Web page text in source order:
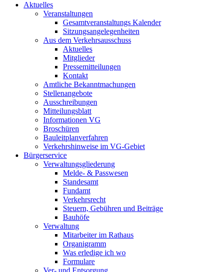
Aktuelles
Veranstaltungen
Gesamtveranstaltungs Kalender
Sitzungsangelegenheiten
Aus dem Verkehrsausschuss
Aktuelles
Mitglieder
Pressemitteilungen
Kontakt
Amtliche Bekanntmachungen
Stellenangebote
Ausschreibungen
Mitteilungsblatt
Informationen VG
Broschüren
Bauleitplanverfahren
Verkehrshinweise im VG-Gebiet
Bürgerservice
Verwaltungsgliederung
Melde- & Passwesen
Standesamt
Fundamt
Verkehrsrecht
Steuern, Gebühren und Beiträge
Bauhöfe
Verwaltung
Mitarbeiter im Rathaus
Organigramm
Was erledige ich wo
Formulare
Ver- und Entsorgung